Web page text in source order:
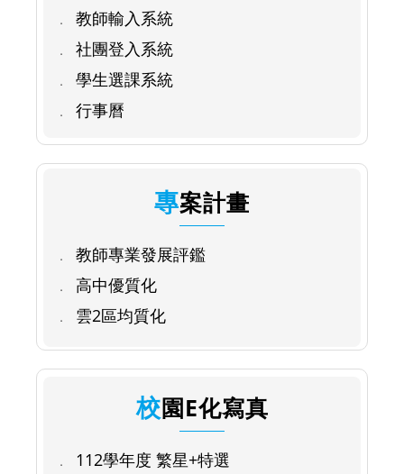
教師輸入系統
社團登入系統
學生選課系統
行事曆
專案計畫
教師專業發展評鑑
高中優質化
雲2區均質化
校園E化寫真
112學年度 繁星+特選